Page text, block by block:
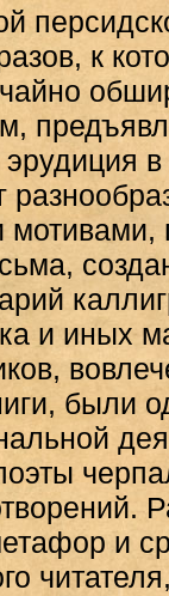
к
эрудиция
мотивами,
и иных
были
и